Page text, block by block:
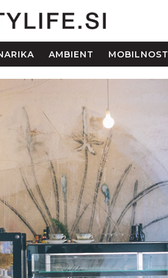
AMBIENT MOBILNOST